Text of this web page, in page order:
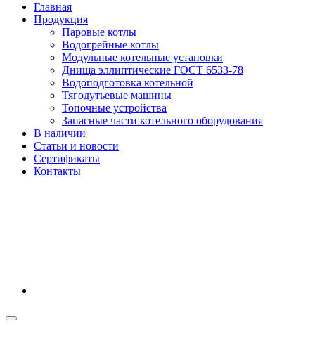
Главная
Продукция
Паровые котлы
Водогрейные котлы
Модульные котельные установки
Днища эллиптические ГОСТ 6533-78
Водоподготовка котельной
Тягодутьевые машины
Топочные устройства
Запасные части котельного оборудования
В наличии
Статьи и новости
Сертификаты
Контакты